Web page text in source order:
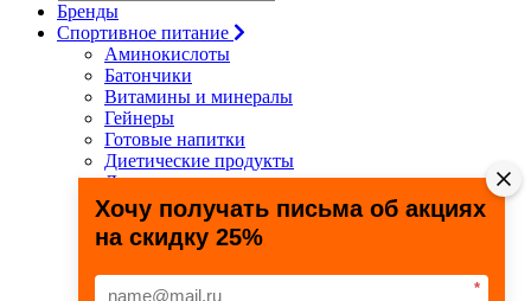
Бренды
Спортивное питание
Аминокислоты
Батончики
Витамины и минералы
Гейнеры
Готовые напитки
Диетические продукты
Для связок и суставов
Жиросжигатели
Здоровье и долголетие
Креатин
Специальные препараты
Хочу получать письма об акциях
на скидку 25%
*